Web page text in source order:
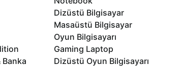
Banka
Dizüstü Bilgisayar
Masaüstü Bilgisayar
Oyun Bilgisayarı
Gaming Laptop
Dizüstü Oyun Bilgisayarı